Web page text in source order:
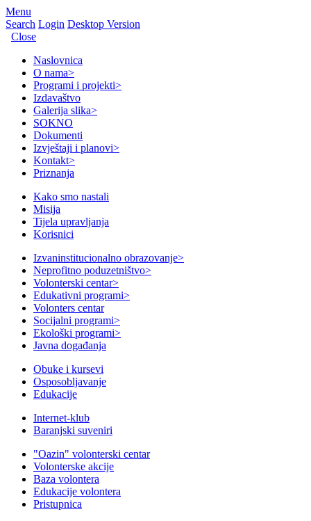
Menu
Search Login Desktop Version
Close
Naslovnica
O nama>
Programi i projekti>
Izdavaštvo
Galerija slika>
SOKNO
Dokumenti
Izvještaji i planovi>
Kontakt>
Priznanja
Kako smo nastali
Misija
Tijela upravljanja
Korisnici
Izvaninstitucionalno obrazovanje>
Neprofitno poduzetništvo>
Volonterski centar>
Edukativni programi>
Volonters centar
Socijalni programi>
Ekološki programi>
Javna događanja
Obuke i kursevi
Osposobljavanje
Edukacije
Internet-klub
Baranjski suveniri
"Oazin" volonterski centar
Volonterske akcije
Baza volontera
Edukacije volontera
Pristupnica